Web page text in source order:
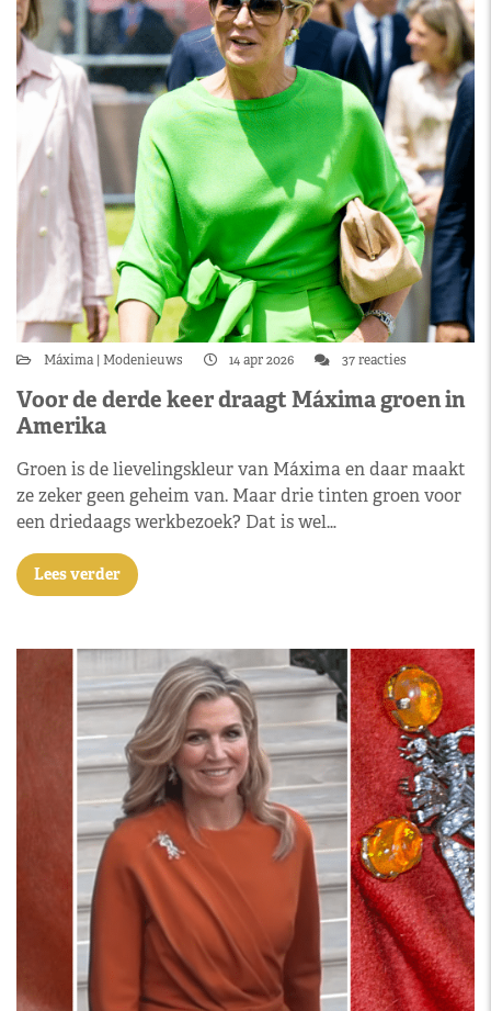
Máxima Modenieuws 14 apr 2026 37 reacties
Voor de derde keer draagt Máxima groen in
Amerika
Groen is de lievelingskleur van Máxima en daar maakt
ze zeker geen geheim van. Maar drie tinten groen voor
een driedaags werkbezoek? Dat is wel…
Lees verder